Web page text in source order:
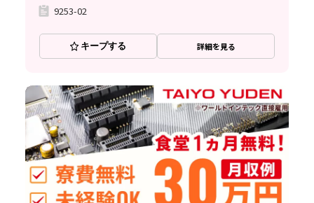
9253-02
キープする 詳細を見る